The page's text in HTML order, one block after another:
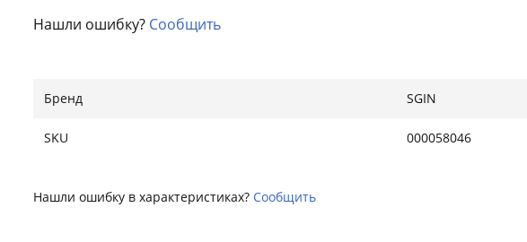
Нашли ошибку? Сообщить
Бренд SGIN
SKU 000058046
Нашли ошибку в характеристиках? Сообщить